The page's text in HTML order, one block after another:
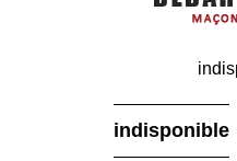
indisponible